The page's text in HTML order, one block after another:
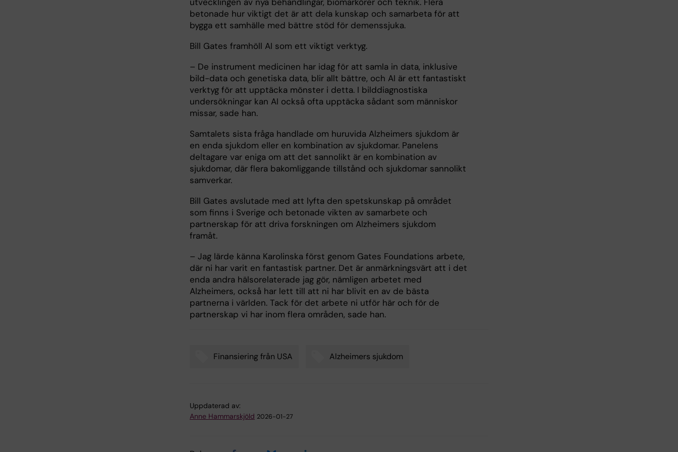
betonade hur viktigt det är att dela kunskap och samarbeta för att
bygga ett samhälle med bättre stöd för demenssjuka.
Bill Gates framhöll AI som ett viktigt verktyg.
– De instrument medicinen har idag för att samla in data, inklusive
bild-data och genetiska data, blir allt bättre, och AI är ett fantastiskt
verktyg för att upptäcka mönster i detta. I bilddiagnostiska
undersökningar kan AI också ofta upptäcka sådant som människor
missar, sade han.
Samtalets sista fråga handlade om huruvida Alzheimers sjukdom är
en enda sjukdom eller en kombination av sjukdomar. Panelens
deltagare var eniga om att det sannolikt är en kombination av
sjukdomar, där flera bakomliggande tillstånd och sjukdomar sannolikt
samverkar.
Bill Gates avslutade med att lyfta den spetskunskap på området
som finns i Sverige och betonade vikten av samarbete och
partnerskap för att driva forskningen om Alzheimers sjukdom
framåt.
– Jag lärde känna Karolinska först genom Gates Foundations arbete,
där ni har varit en fantastisk partner. Det är anmärkningsvärt att i det
enda andra hälsorelaterade jag gör, nämligen arbetet med
Alzheimers, också har lett till att ni har blivit en av de bästa
partnerna i världen. Tack för det arbete ni utför här och för de
partnerskap vi har inom flera områden, sade han.
Finansiering från USA Alzheimers sjukdom
Uppdaterad av:
Anne Hammarskjöld 2026-01-27